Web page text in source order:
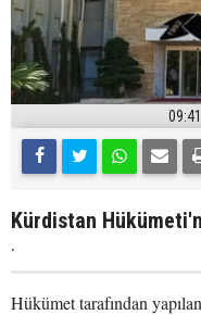
09:41
Kürdistan
.
Hükümet tarafından